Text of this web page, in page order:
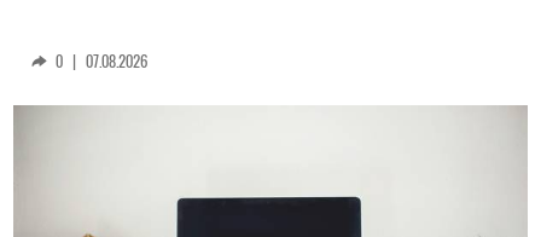
0 | 07.08.2026